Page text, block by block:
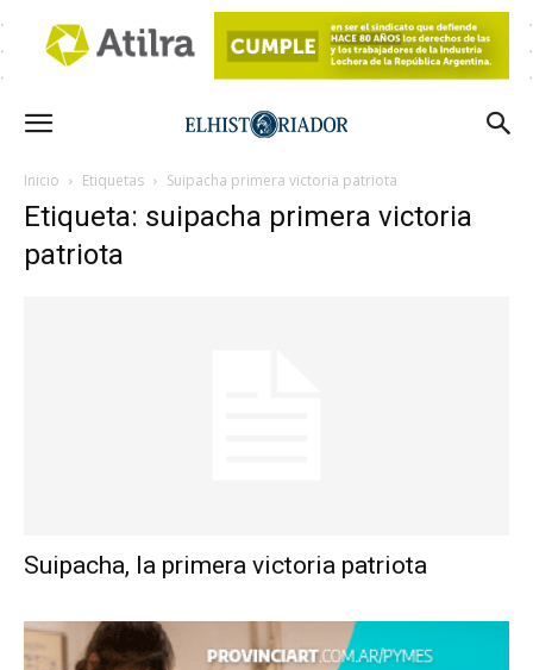
Inicio Etiquetas Suipacha primera victoria patriota
Etiqueta: suipacha primera victoria
patriota
Suipacha, la primera victoria patriota